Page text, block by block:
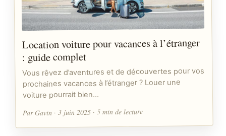
Location voiture pour vacances à l’étranger
: guide complet
Vous rêvez d’aventures et de découvertes pour vos
prochaines vacances à l’étranger ? Louer une
voiture pourrait bien…
Par Gavin · 3 juin 2025 · 5 min de lecture